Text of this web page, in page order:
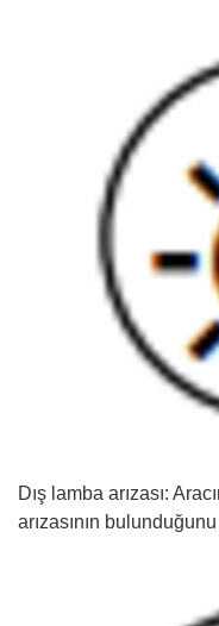
Dış lamba arızası:
arızasının